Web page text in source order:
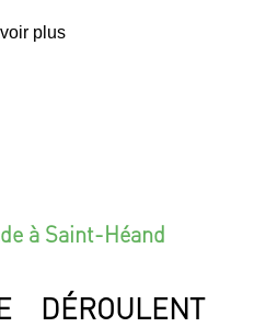
plus
à Saint-Héand
DÉROULENT